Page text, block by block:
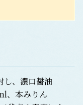
、濃口醤油
、本みりん